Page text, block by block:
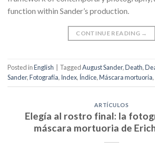
function within Sander’s production.
CONTINUE READING →
Posted inEnglish TaggedAugust Sander,Death,
Sander,Fotografía, Index, Índice,Máscara mortuoria,
ARTÍCULOS
Elegía al rostro final: la
máscara mortuoria de